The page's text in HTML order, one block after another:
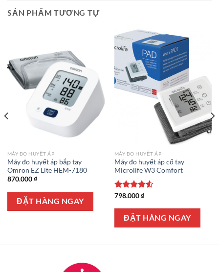
SẢN PHẨM TƯƠNG TỰ
MÁY ĐO HUYẾT ÁP
Máy đo huyết áp bắp tay
Omron EZ Lite HEM-7180
870.000₫
ĐẶT HÀNG NGAY
MÁY ĐO HUYẾT ÁP
Máy đo huyết áp cổ tay
Microlife W3 Comfort
Được xếp
5 sao
798.000₫
ĐẶT HÀNG NGAY